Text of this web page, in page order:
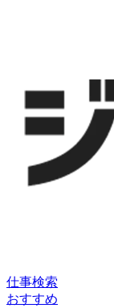
仕事検索
おすすめ